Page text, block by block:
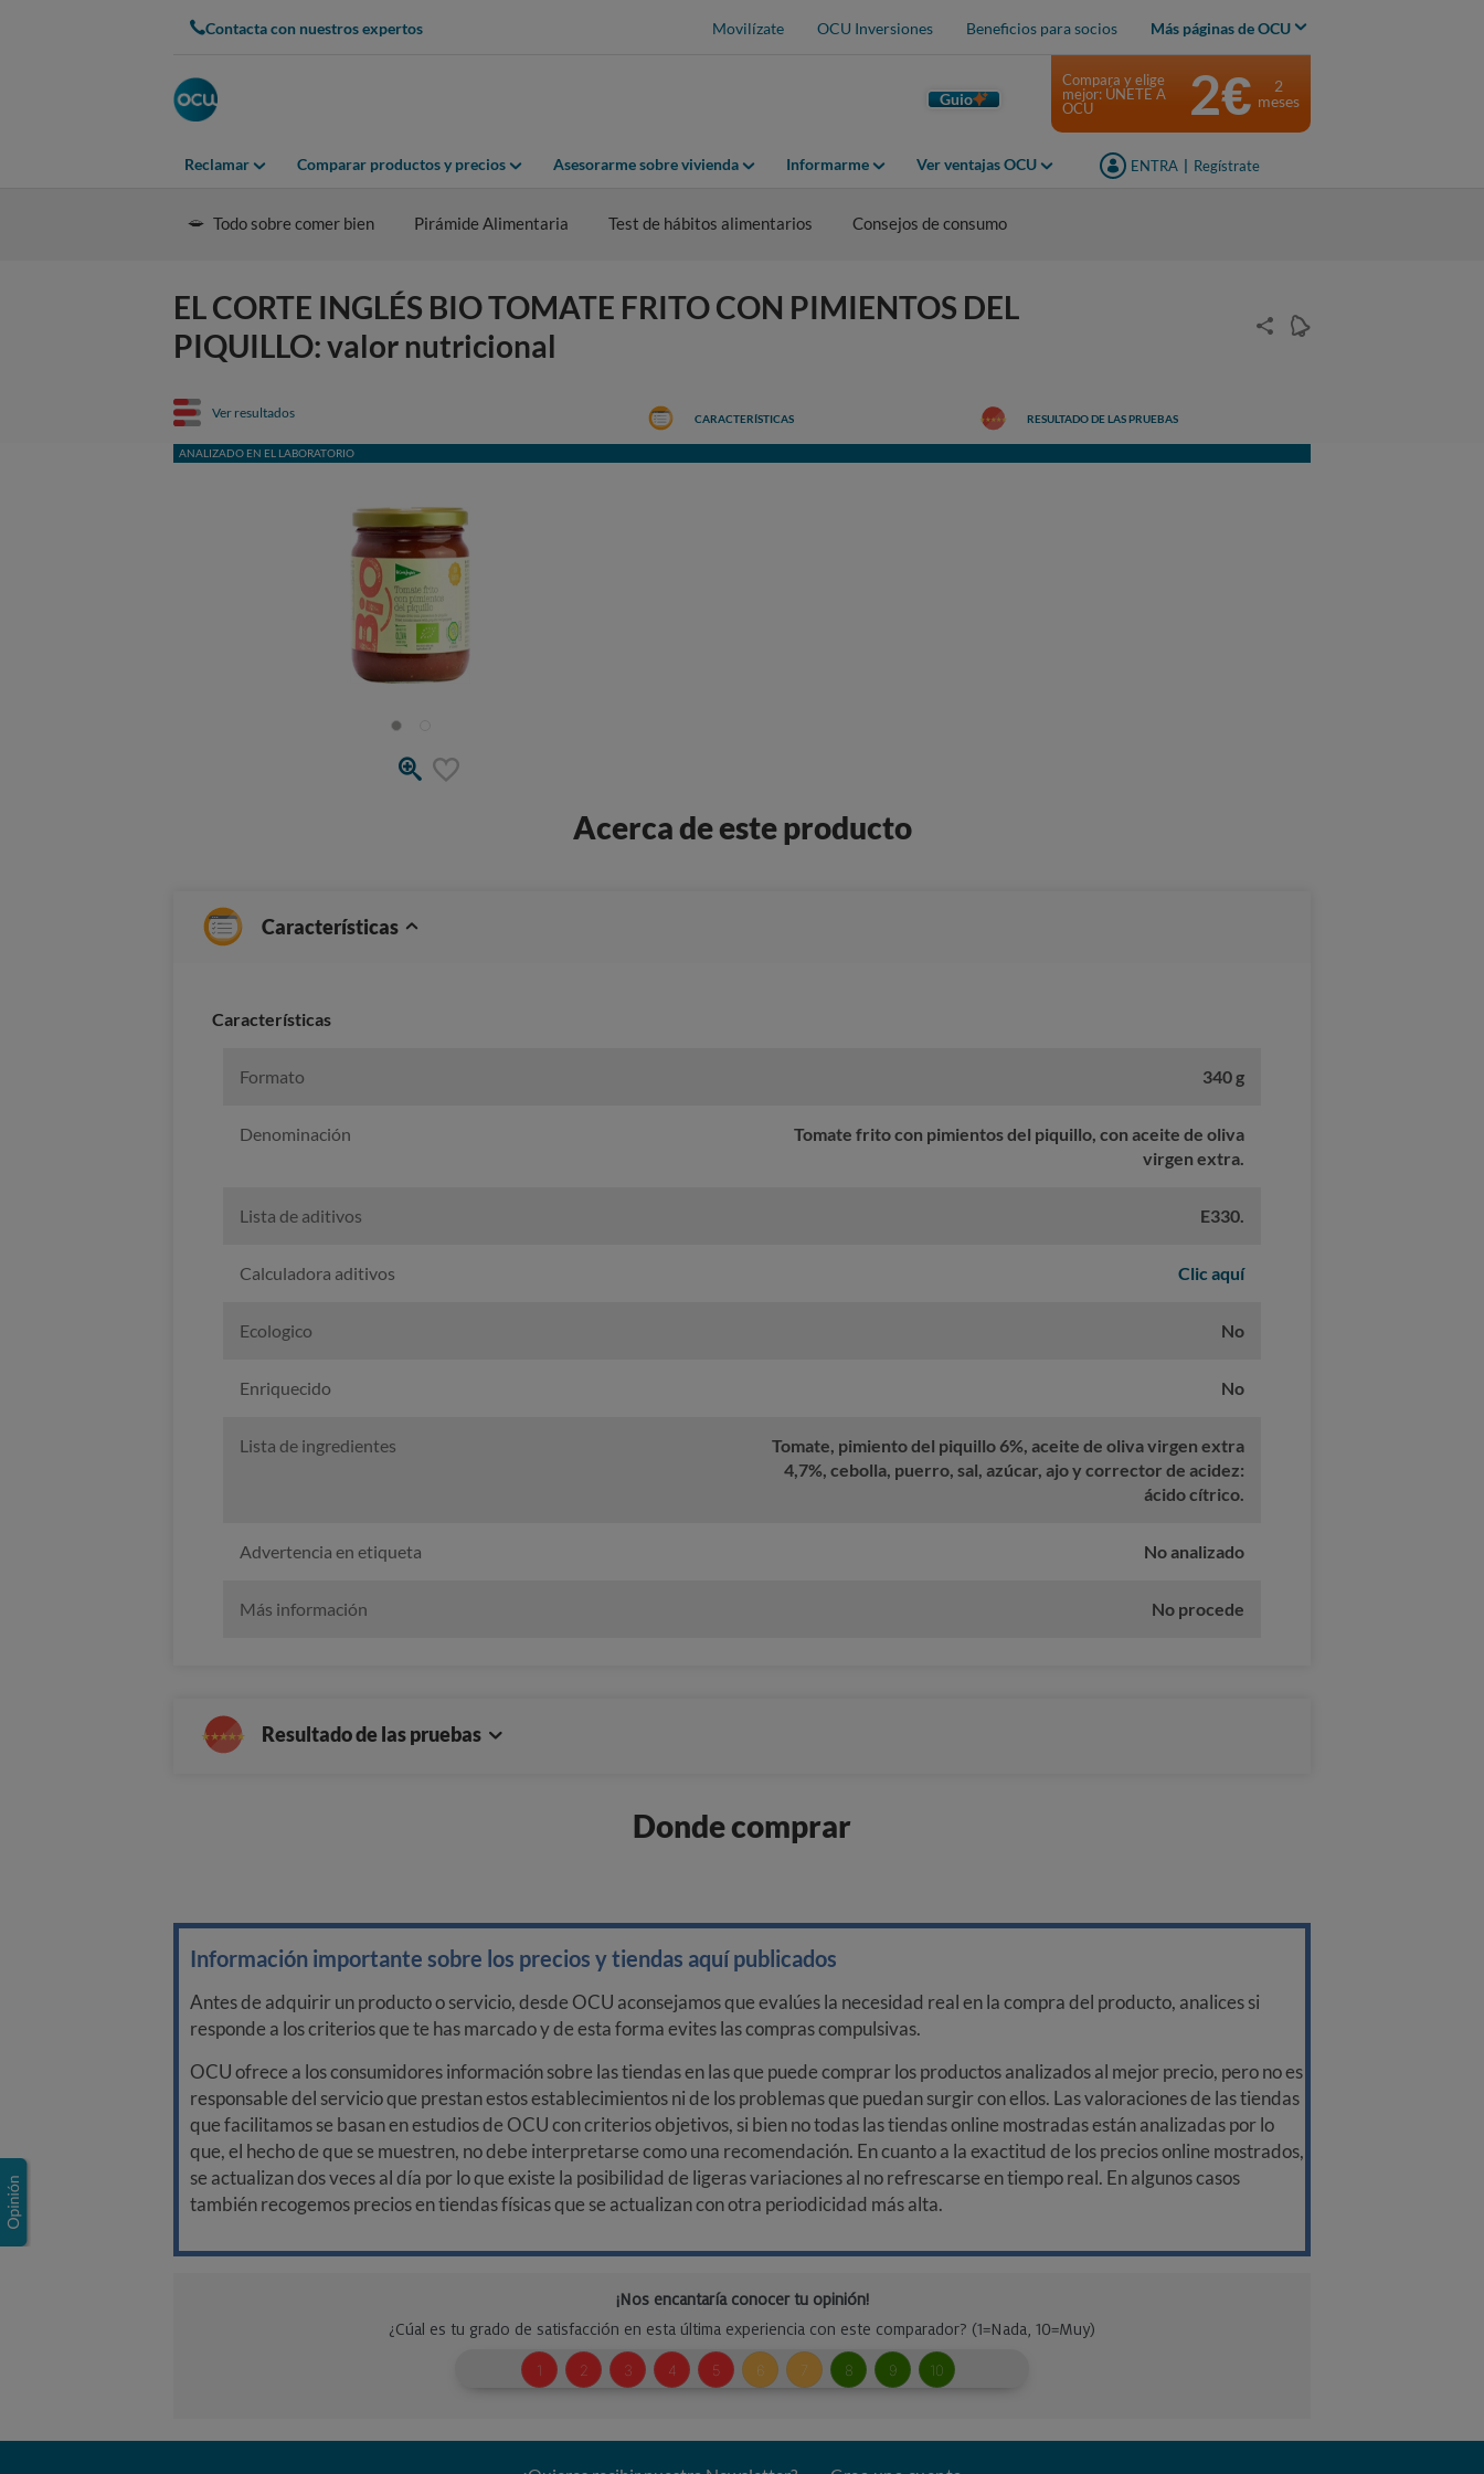
Contacta con nuestros expertos Movilízate OCU Inversiones Beneficios para socios Más páginas de OCU
Guio
Reclamar Comparar productos y precios Asesorarme sobre vivienda Informarme Ver ventajas OCU ENTRA Regístrate
Compara y elige
mejor: ÚNETE A
OCU
2€
2
meses
Todo sobre comer bien Pirámide Alimentaria Test de hábitos alimentarios Consejos de consumo
EL CORTE INGLÉS BIO TOMATE FRITO CON PIMIENTOS DEL
PIQUILLO: valor nutricional
Ver resultados
ANALIZADO EN EL LABORATORIO
CARACTERÍSTICAS RESULTADO DE LAS PRUEBAS
Acerca de este producto
Características
Características
Formato 340 g
Denominación
Tomate frito con pimientos del piquillo, con aceite de oliva
virgen extra.
Lista de aditivos E330.
Calculadora aditivos Clic aquí
Ecologico No
Enriquecido No
Lista de ingredientes
Tomate, pimiento del piquillo 6%, aceite de oliva virgen extra
4,7%, cebolla, puerro, sal, azúcar, ajo y corrector de acidez:
ácido cítrico.
Advertencia en etiqueta No analizado
Más información No procede
Resultado de las pruebas
Donde comprar
Información importante sobre los precios y tiendas aquí publicados
Antes de adquirir un producto o servicio, desde OCU aconsejamos que evalúes la necesidad real en la compra del producto, analices si
responde a los criterios que te has marcado y de esta forma evites las compras compulsivas.
OCU ofrece a los consumidores información sobre las tiendas en las que puede comprar los productos analizados al mejor precio, pero no es
responsable del servicio que prestan estos establecimientos ni de los problemas que puedan surgir con ellos. Las valoraciones de las tiendas
que facilitamos se basan en estudios de OCU con criterios objetivos, si bien no todas las tiendas online mostradas están analizadas por lo
que, el hecho de que se muestren, no debe interpretarse como una recomendación. En cuanto a la exactitud de los precios online mostrados,
se actualizan dos veces al día por lo que existe la posibilidad de ligeras variaciones al no refrescarse en tiempo real. En algunos casos
también recogemos precios en tiendas físicas que se actualizan con otra periodicidad más alta.